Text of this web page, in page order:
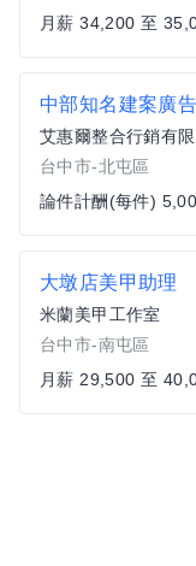
月薪 34,200 至
中部知名建案廣
艾惠爾整合行銷有限
台中市-北屯區
論件計酬(每件)
大墩店美甲助理
米蘭美甲工作室
台中市-南屯區
月薪 29,500 至